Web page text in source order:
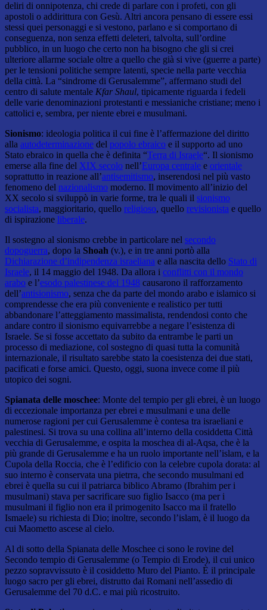
deliri di onnipotenza, chi crede di parlare con i profeti, con gli
apostoli o addirittura con Gesù. Altri ancora pensano di essere essi
stessi quei personaggi e si vestono, parlano e si comportano di
conseguenza, non senza effetti deleteri, talvolta, sull’ordine
pubblico, in un luogo che certo non ha bisogno che gli si crei
ulteriore allarme sociale oltre a quello che già si vive (guerre a parte)
per le tensioni politiche sempre latenti, specie nella parte vecchia
della città. La “sindrome di Gerusalemme”, affermano studi del
centro di salute mentale Kfar Shaul, tipicamente riguarda i fedeli
delle varie denominazioni protestanti e messianiche cristiane; meno i
cattolici e, sembra, per niente ebrei e musulmani.
Sionismo: ideologia politica il cui fine è l’affermazione del diritto
alla autodeterminazione del popolo ebraico e il supporto ad uno
Stato ebraico in quella che è definita “Terra di Israele“. Il sionismo
emerse alla fine del XIX secolo nell’Europa centrale e orientale
soprattutto in reazione all’antisemitismo, inserendosi nel più vasto
fenomeno del nazionalismo moderno. Il movimento all’inizio del
XX secolo si sviluppò in varie forme, tra le quali il sionismo
socialista, maggioritario, quello religioso, quello revisionista e quello
di ispirazione liberale.
Il sostegno al sionismo crebbe in particolare nel secondo
dopoguerra, dopo la Shoah (v.), e in tre anni portò alla
Dichiarazione d’indipendenza israeliana e alla nascita dello Stato di
Israele, il 14 maggio del 1948. Da allora i conflitti con il mondo
arabo e l’esodo palestinese del 1948 causarono il rafforzamento
dell’antisionismo, senza che da parte del mondo arabo e islamico si
comprendesse che era più conveniente e realistico per tutti
abbandonare l’atteggiamento massimalista, rendendosi conto che
andare contro il sionismo equivarrebbe a negare l’esistenza di
Israele. Se si fosse accettato da subito da entrambe le parti un
processo di mediazione, col sostegno di quasi tutta la comunità
internazionale, il risultato sarebbe stato la coesistenza dei due stati,
pacificati e forse amici. Questo, oggi, suona invece come il più
utopico dei sogni.
Spianata delle moschee: Monte del tempio per gli ebrei, è un luogo
di eccezionale importanza per ebrei e musulmani e una delle
numerose ragioni per cui Gerusalemme è contesa tra israeliani e
palestinesi. Si trova su una collina all’interno della cosiddetta Città
vecchia di Gerusalemme, e ospita la moschea di al-Aqsa, che è la
più grande di Gerusalemme e ha un ruolo importante nell’islam, e la
Cupola della Roccia, che è l’edificio con la celebre cupola dorata: al
suo interno è conservata una pietrra, che secondo musulmani ed
ebrei è quella su cui il patriarca biblico Abramo (Ibrahim per i
musulmani) stava per sacrificare suo figlio Isacco (ma per i
musulmani il figlio non era il primogenito Isacco ma il fratello
Ismaele) su richiesta di Dio; inoltre, secondo l’islam, è il luogo da
cui Maometto ascese al cielo.
Al di sotto della Spianata delle Moschee ci sono le rovine del
Secondo tempio di Gerusalemme (o Tempio di Erode), il cui unico
pezzo sopravvissuto è il cosiddetto Muro del Pianto. È il principale
luogo sacro per gli ebrei, distrutto dai Romani nell’assedio di
Gerusalemme del 70 d.C. e mai più ricostruito.